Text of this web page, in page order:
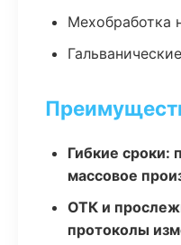
Мехобработка
Гибкие сроки:
массовое
ОТК и
протоколы